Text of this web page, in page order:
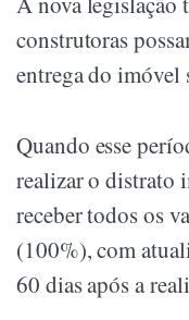
construtoras
entrega do imóvel
Quando esse
realizar o distrato
receber todos os
(100%), com
60 dias após a